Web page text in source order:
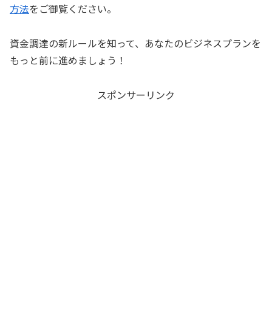
方法をご御覧ください。
資金調達の新ルールを知って、あなたのビジネスプランを
もっと前に進めましょう！
スポンサーリンク